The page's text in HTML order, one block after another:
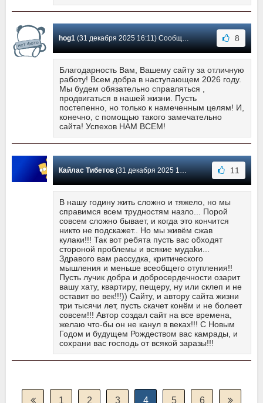
hog1(31 декабря 2025 16:11) Сообщение #26 8
Благодарность Вам, Вашему сайту за отличную
работу! Всем добра в наступающем 2026 году.
Мы будем обязательно справляться ,
продвигаться в нашей жизни. Пусть
постепенно, но только к намеченным целям! И,
конечно, с помощью такого замечательно
сайта! Успехов НАМ ВСЕМ!
Кайлас Тибетов(31 декабря 2025 15:58) Сообщение #25 11
В нашу годину жить сложно и тяжело, но мы
справимся всем трудностям назло... Порой
совсем сложно бывает, и когда это кончится
никто не подскажет.. Но мы живём сжав
кулаки!!! Так вот ребята пусть вас обходят
стороной проблемы и всякие мудakи...
Здравого вам рассудка, критического
мышления и меньше всеобщего отупления!!
Пусть лучик добра и добросердечности озарит
вашу хату, квартиру, пещеру, ну или склеп и не
оставит во век!!!)) Сайту, и автору сайта жизни
три тысячи лет, пусть скачет конём и не болеет
совсем!!! Автор создал сайт на все времена,
желаю что-бы он не канул в веках!!! С Новым
Годом и будущем Рождеством вас камрады, и
сохрани вас господь от всякой заразы!!!
1 2 3 4 5 6